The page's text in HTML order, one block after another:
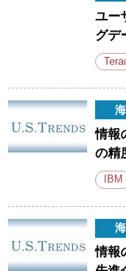
ユー
グデ
情報
の精
IBM
情報